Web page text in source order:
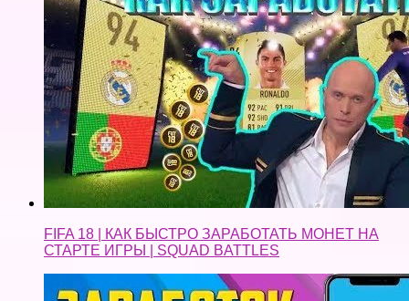
FIFA 18 | КАК БЫСТРО ЗАРАБОТАТЬ МОНЕТ НА
СТАРТЕ ИГРЫ | SQUAD BATTLES